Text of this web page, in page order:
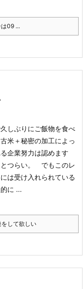
09 ...
しぶりにご飯物を食べ
米＋秘密の加工によっ
企業努力は認めます
つらい。 でもこのレ
は受け入れられている
に ...
して欲しい